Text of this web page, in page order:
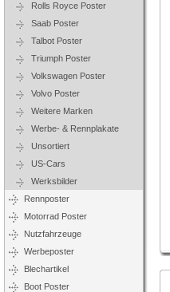
Rolls Royce Poster
Saab Poster
Talbot Poster
Triumph Poster
Volkswagen Poster
Volvo Poster
Weitere Marken
Werbe- & Rennplakate
Unsortiert
US-Cars
Werksbilder
Rennposter
Motorrad Poster
Nutzfahrzeuge
Werbeposter
Blechartikel
Boot Poster